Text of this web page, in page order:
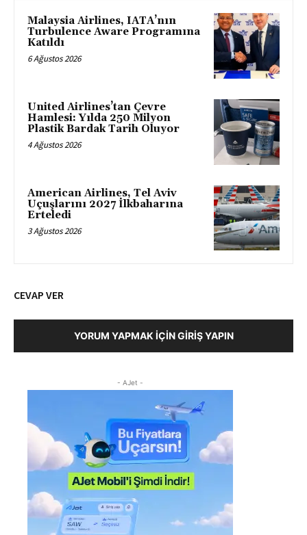
Malaysia Airlines, IATA’nın
Turbulence Aware Programına
Katıldı
6 Ağustos 2026
United Airlines’tan Çevre
Hamlesi: Yılda 250 Milyon
Plastik Bardak Tarih Oluyor
4 Ağustos 2026
American Airlines, Tel Aviv
Uçuşlarını 2027 İlkbaharına
Erteledi
3 Ağustos 2026
CEVAP VER
YORUM YAPMAK İÇIN GIRIŞ YAPIN
- AJet -